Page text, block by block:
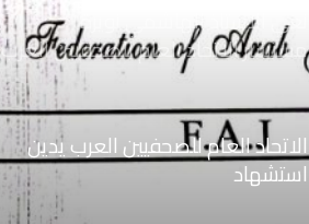
نعي الاستاذ الهاشمي نويرة
مستشار الاتحاد العام للصحفيين العرب
الاتحاد العام للصحفيين العرب يدين
استشهاد
ثلاثة صحفيين فلسطينيين باستهداف